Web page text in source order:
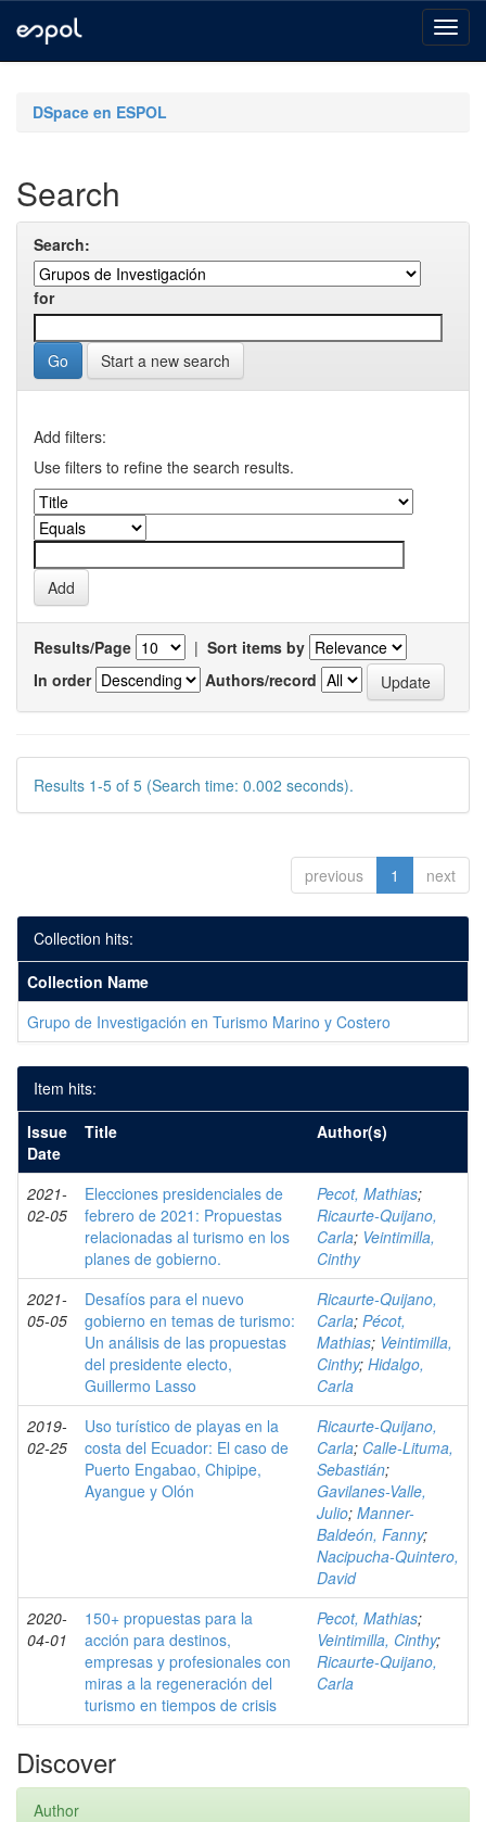
navigationDSpace en ESPOL
Search
Search:
for
Start a new search
Add filters:
Use filters to refine the search results.
Results/Page | Sort items by
In order
Authors/record
Results 1-5 of 5 (Search time: 0.002 seconds).
previous 1 next
Collection hits:
Collection Name
Grupo de Investigación en Turismo Marino y Costero
Item hits:
Issue
Date
Title Author(s)
2021-
02-05
Elecciones presidenciales de
febrero de 2021: Propuestas
relacionadas al turismo en los
planes de gobierno.
Pecot, Mathias;
Ricaurte-Quijano,
Carla; Veintimilla,
Cinthy
2021-
05-05
Desafíos para el nuevo
gobierno en temas de turismo:
Un análisis de las propuestas
del presidente electo,
Guillermo Lasso
Ricaurte-Quijano,
Carla; Pécot,
Mathias; Veintimilla,
Cinthy; Hidalgo,
Carla
2019-
02-25
Uso turístico de playas en la
costa del Ecuador: El caso de
Puerto Engabao, Chipipe,
Ayangue y Olón
Ricaurte-Quijano,
Carla; Calle-Lituma,
Sebastián;
Gavilanes-Valle,
Julio; Manner-
Baldeón, Fanny;
Nacipucha-Quintero,
David
2020-
04-01
150+ propuestas para la
acción para destinos,
empresas y profesionales con
miras a la regeneración del
turismo en tiempos de crisis
Pecot, Mathias;
Veintimilla, Cinthy;
Ricaurte-Quijano,
Carla
Discover
Author